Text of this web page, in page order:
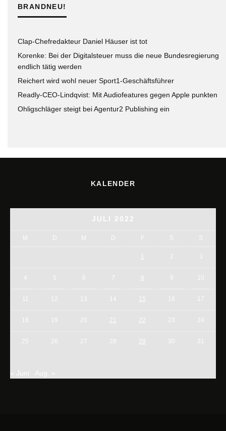
BRANDNEU!
Clap-Chefredakteur Daniel Häuser ist tot
Korenke: Bei der Digitalsteuer muss die neue Bundesregierung
endlich tätig werden
Reichert wird wohl neuer Sport1-Geschäftsführer
Readly-CEO-Lindqvist: Mit Audiofeatures gegen Apple punkten
Ohligschläger steigt bei Agentur2 Publishing ein
KALENDER
JULI 2022
M D M D F S S
1 2 3
5 6 7 8 9 10
11 12 13 14 15 16 17
18 19 20 21 22 23 24
25 26 27 28 29 30 31
« Juni Aug. »